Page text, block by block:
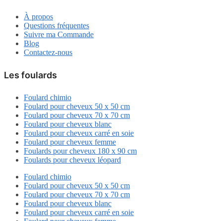
À propos
Questions fréquentes
Suivre ma Commande
Blog
Contactez-nous
Les foulards
Foulard chimio
Foulard pour cheveux 50 x 50 cm
Foulard pour cheveux 70 x 70 cm
Foulard pour cheveux blanc
Foulard pour cheveux carré en soie
Foulard pour cheveux femme
Foulards pour cheveux 180 x 90 cm
Foulards pour cheveux léopard
Foulard chimio
Foulard pour cheveux 50 x 50 cm
Foulard pour cheveux 70 x 70 cm
Foulard pour cheveux blanc
Foulard pour cheveux carré en soie